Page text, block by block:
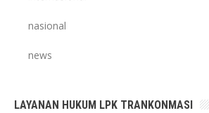
nasional
news
LAYANAN HUKUM LPK TRANKONMASI